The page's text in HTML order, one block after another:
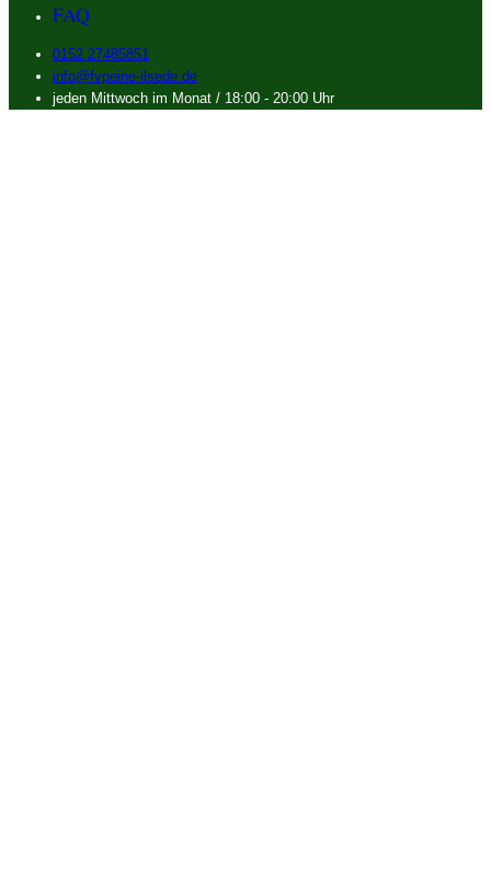
FAQ
0152 27485851
info@fvpeine-ilsede.de
jeden Mittwoch im Monat / 18:00 - 20:00 Uhr